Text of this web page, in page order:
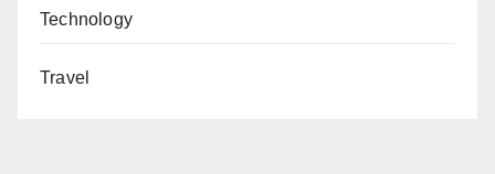
Technology
Travel